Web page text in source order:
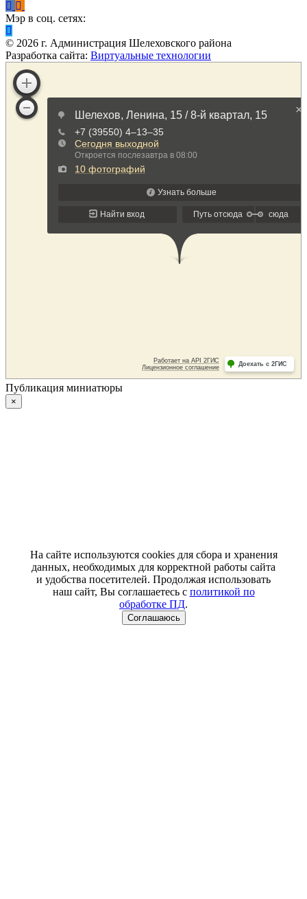
Мэр в соц. сетях:
© 2026 г. Администрация Шелеховского района
Разработка сайта: Виртуальные технологии
Публикация миниатюры
×
На сайте используются cookies для сбора и хранения
данных, необходимых для корректной работы сайта
и удобства посетителей. Продолжая использовать
наш сайт, Вы соглашаетесь с политикой по
обработке ПД.
Соглашаюсь